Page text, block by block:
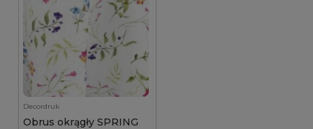
Decordruk
Obrus okrągły SPRING